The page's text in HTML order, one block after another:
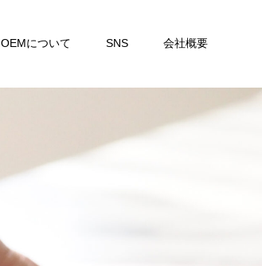
OEMについて SNS 会社概要